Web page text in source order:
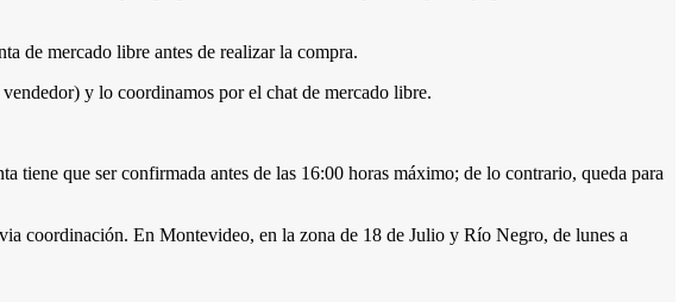
de mercado libre antes de realizar la compra.
y lo coordinamos por el chat de mercado libre.
tiene que ser confirmada antes de las 16:00 horas máximo; de lo contrario, queda para
coordinación. En Montevideo, en la zona de 18 de Julio y Río Negro, de lunes a